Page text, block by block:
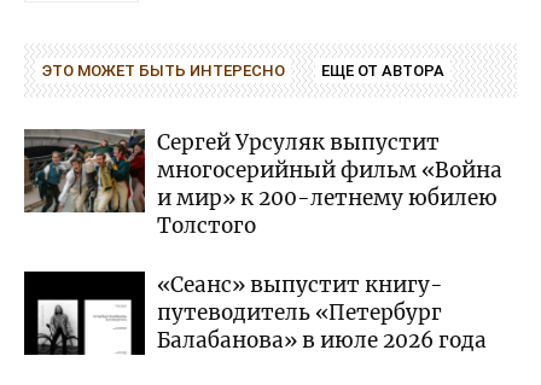
ЭТО МОЖЕТ БЫТЬ ИНТЕРЕСНО ЕЩЕ ОТ АВТОРА
Сергей Урсуляк выпустит
многосерийный фильм «Война
и мир» к 200-летнему юбилею
Толстого
«Сеанс» выпустит книгу-
путеводитель «Петербург
Балабанова» в июле 2026 года